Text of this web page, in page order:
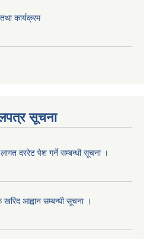
कार्यक्रम
सूचना
दररेट पेश गर्ने सम्बन्धी सूचना ।
खरिद आह्वान सम्बन्धी सूचना ।